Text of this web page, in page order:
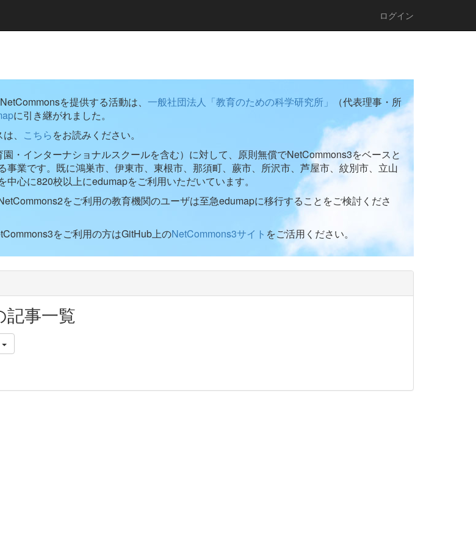
ログイン
を提供する活動は、 一般社団法人「教育のための科学研究所」
（代表理事・所
に引き継がれました。
、 こちらをお読みください。
・インターナショナルスクールを含む）に対して、原則無償でNetCommons3をベースと
事業です。既に鴻巣市、伊東市、東根市、那須町、蕨市、所沢市、芦屋市、紋別市、立山
心に820校以上にedumapをご利用いただいています。
をご利用の教育機関のユーザは至急edumapに移行することをご検討くださ
をご利用の方はGitHub上のNetCommons3サイト をご活用ください。
記事一覧